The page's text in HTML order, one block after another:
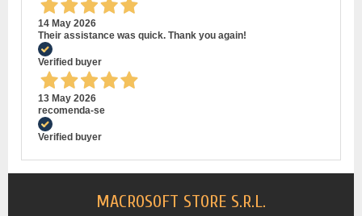
14 May 2026
Their assistance was quick. Thank you again!
Verified buyer
13 May 2026
recomenda-se
Verified buyer
MACROSOFT STORE S.R.L.